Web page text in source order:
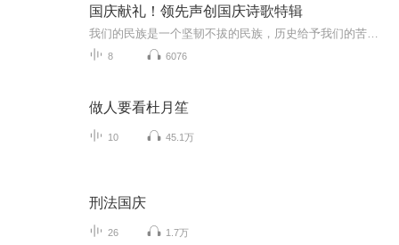
国庆献礼！领先声创国庆诗歌特辑
8 6076
做人要看杜月笙
10 45.1万
刑法国庆
26 1.7万